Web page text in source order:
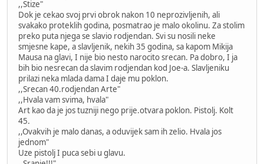
,,Stize"
Dok je cekao svoj prvi obrok nakon 10 neprozivljenih, ali
svakako proteklih godina, posmatrao je malo okolinu. Za stolim
preko puta njega se slavio rodjendan. Svi su nosili neke
smjesne kape, a slavljenik, nekih 35 godina, sa kapom Mikija
Mausa na glavi, I nije bio nesto narocito srecan. Pa dobro, I ja
bih bio nesrecan da slavim rodjendan kod Joe-a. Slavljeniku
prilazi neka mlada dama I daje mu poklon.
,,Srecan 40.rodjendan Arte"
,,Hvala vam svima, hvala"
Art kao da je jos tuzniji nego prije.otvara poklon. Pistolj. Kolt
45.
,,Ovakvih je malo danas, a oduvijek sam ih zelio. Hvala jos
jednom"
Uze pistolj I puca sebi u glavu.